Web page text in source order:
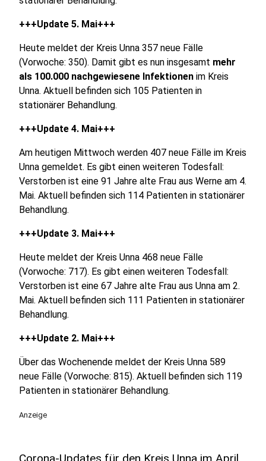
+++Update 5. Mai+++
Heute meldet der Kreis Unna 357 neue Fälle
(Vorwoche: 350). Damit gibt es nun insgesamt mehr
als 100.000 nachgewiesene Infektionen im Kreis
Unna. Aktuell befinden sich 105 Patienten in
stationärer Behandlung.
+++Update 4. Mai+++
Am heutigen Mittwoch werden 407 neue Fälle im Kreis
Unna gemeldet. Es gibt einen weiteren Todesfall:
Verstorben ist eine 91 Jahre alte Frau aus Werne am 4.
Mai. Aktuell befinden sich 114 Patienten in stationärer
Behandlung.
+++Update 3. Mai+++
Heute meldet der Kreis Unna 468 neue Fälle
(Vorwoche: 717). Es gibt einen weiteren Todesfall:
Verstorben ist eine 67 Jahre alte Frau aus Unna am 2.
Mai. Aktuell befinden sich 111 Patienten in stationärer
Behandlung.
+++Update 2. Mai+++
Über das Wochenende meldet der Kreis Unna 589
neue Fälle (Vorwoche: 815). Aktuell befinden sich 119
Patienten in stationärer Behandlung.
Anzeige